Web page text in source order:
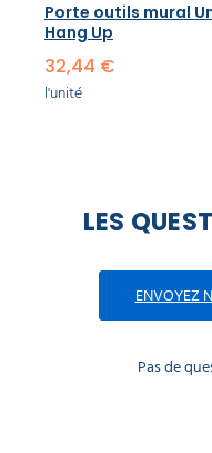
Porte outils mural
Hang Up
32,44 €
l'unité
LES
ENVOYEZ
Pas de